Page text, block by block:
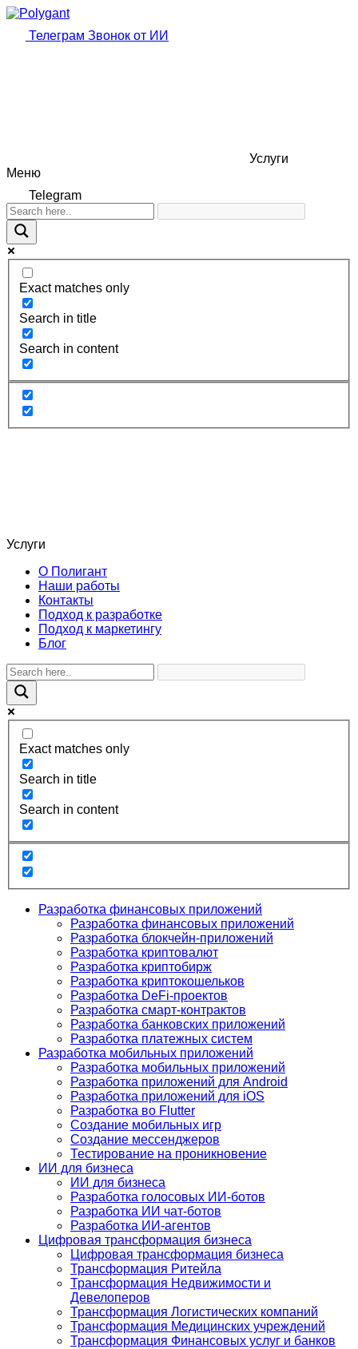
Телеграм Звонок от ИИ
Услуги
Меню
Telegram
Exact matches only
Search in title
Search in content
Услуги
О Полигант
Наши работы
Контакты
Подход к разработке
Подход к маркетингу
Блог
Exact matches only
Search in title
Search in content
Разработка финансовых приложений
Разработка финансовых приложений
Разработка блокчейн-приложений
Разработка криптовалют
Разработка криптобирж
Разработка криптокошельков
Разработка DeFi-проектов
Разработка смарт-контрактов
Разработка банковских приложений
Разработка платежных систем
Разработка мобильных приложений
Разработка мобильных приложений
Разработка приложений для Android
Разработка приложений для iOS
Разработка во Flutter
Создание мобильных игр
Создание мессенджеров
Тестирование на проникновение
ИИ для бизнеса
ИИ для бизнеса
Разработка голосовых ИИ-ботов
Разработка ИИ чат-ботов
Разработка ИИ-агентов
Цифровая трансформация бизнеса
Цифровая трансформация бизнеса
Трансформация Ритейла
Трансформация Недвижимости и
Девелоперов
Трансформация Логистических компаний
Трансформация Медицинских учреждений
Трансформация Финансовых услуг и банков